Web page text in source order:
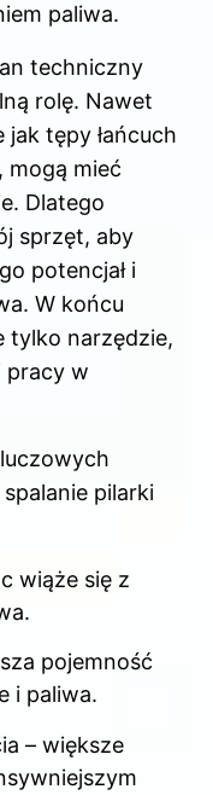
paliwa.
techniczny
rolę. Nawet
tępy łańcuch
mieć
Dlatego
sprzęt, aby
potencjał i
W końcu
tylko narzędzie,
pracy w
pilarki
wiąże się z
pojemność
i paliwa.
– większe